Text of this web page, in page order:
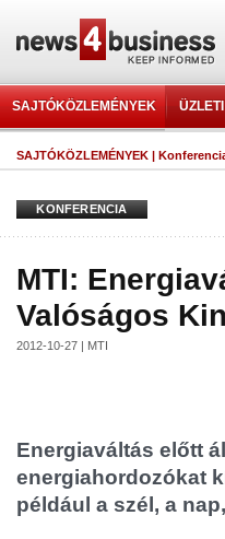
SAJTÓKÖZLEMÉNYEK
SAJTÓKÖZLEMÉNYEK |
KONFERENCIA
MTI:
Valóságos
2012-10-27 | MTI
Energiaváltás előtt
energiahordozókat
például a szél, a